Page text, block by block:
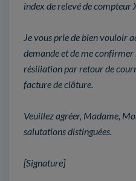
index de relevé de compteur
Je vous prie de bien vouloir
demande et de me
résiliation par retour de
facture de clôture.
Veuillez agréer, Madame,
salutations distinguées.
[Signature]